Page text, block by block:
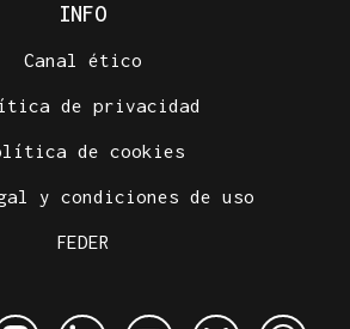
INFO
Canal ético
de privacidad
de cookies
y condiciones de uso
FEDER